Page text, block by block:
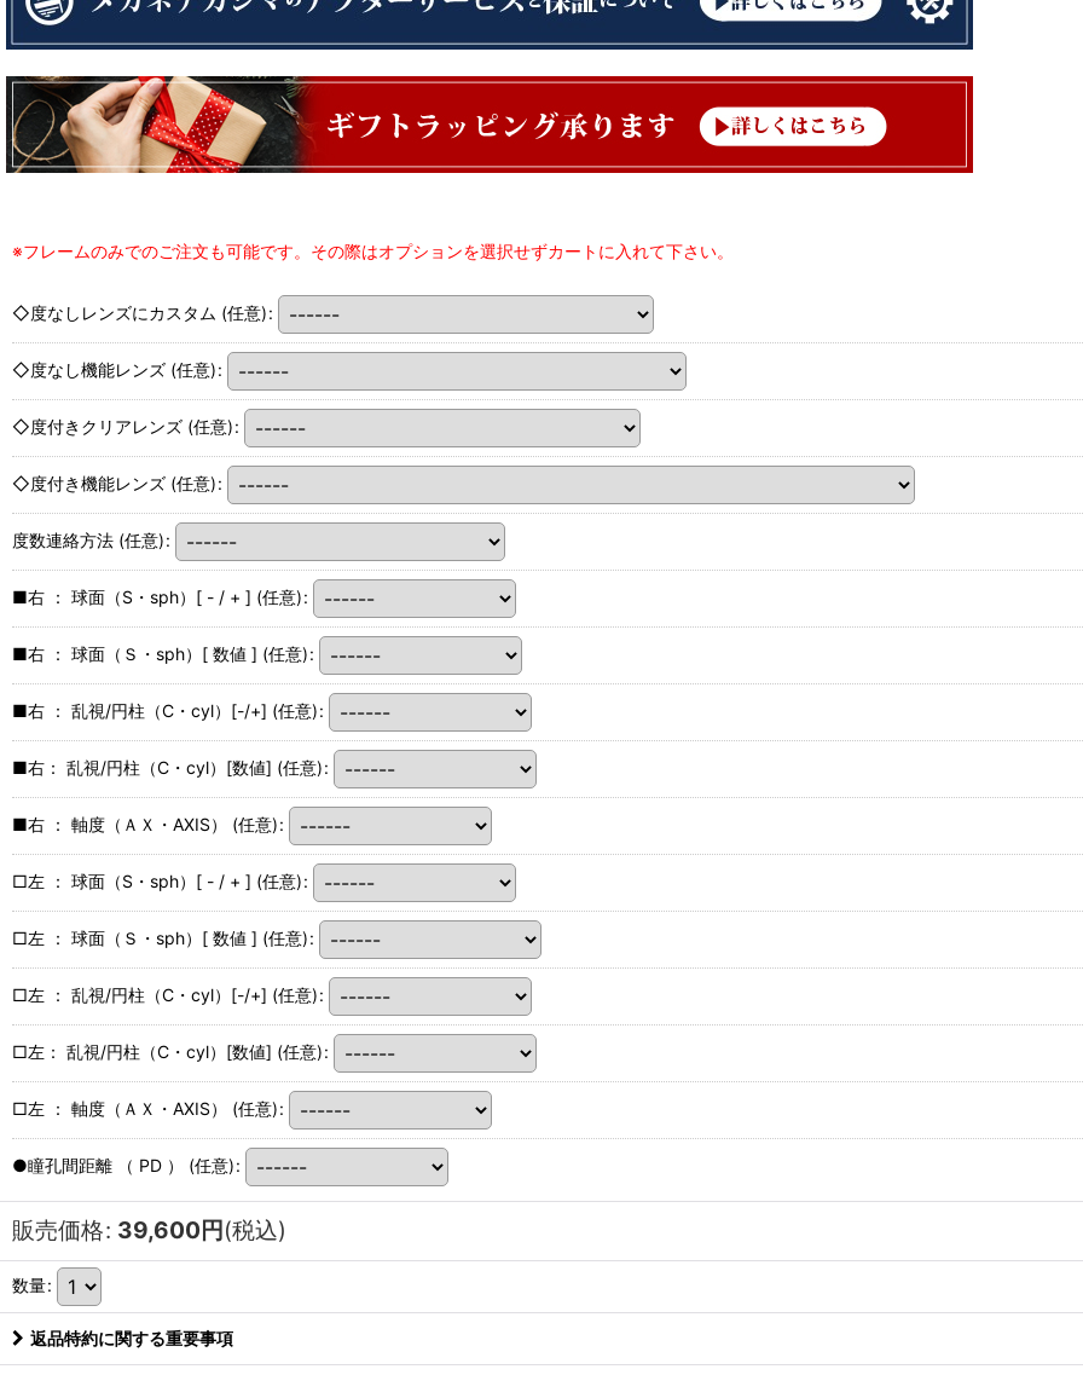
※フレームのみでのご注文も可能です。その際はオプションを選択せずカートに入れて下さい。
◇度なしレンズにカスタム (任意):
◇度なし機能レンズ (任意):
◇度付きクリアレンズ (任意):
◇度付き機能レンズ (任意):
度数連絡方法 (任意):
■右 ： 球面（S・sph）[ - / + ] (任意):
■右 ： 球面（Ｓ・sph）[ 数値 ] (任意):
■右 ： 乱視/円柱（C・cyl）[-/+] (任意):
■右： 乱視/円柱（C・cyl）[数値] (任意):
■右 ： 軸度（ＡＸ・AXIS） (任意):
□左 ： 球面（S・sph）[ - / + ] (任意):
□左 ： 球面（Ｓ・sph）[ 数値 ] (任意):
□左 ： 乱視/円柱（C・cyl）[-/+] (任意):
□左： 乱視/円柱（C・cyl）[数値] (任意):
□左 ： 軸度（ＡＸ・AXIS） (任意):
●瞳孔間距離 （ PD ） (任意):
販売価格: 39,600 円 (税込)
数量:
返品特約に関する重要事項